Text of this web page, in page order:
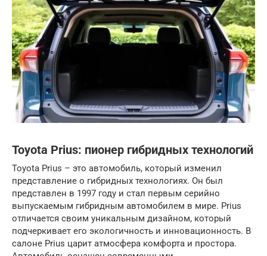
Toyota Prius: пионер гибридных технологий
Toyota Prius – это автомобиль, который изменил
представление о гибридных технологиях. Он был
представлен в 1997 году и стал первым серийно
выпускаемым гибридным автомобилем в мире. Prius
отличается своим уникальным дизайном, который
подчеркивает его экологичность и инновационность. В
салоне Prius царит атмосфера комфорта и простора.